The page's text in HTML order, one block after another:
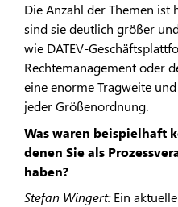
Die Anzahl der Themen
sind sie deutlich größer
wie DATEV-
Rechtemanagement oder
eine enorme Tragweite
jeder Größenordnung.
Was waren beispielhaft
denen Sie als
haben?
Stefan Wingert:Ein